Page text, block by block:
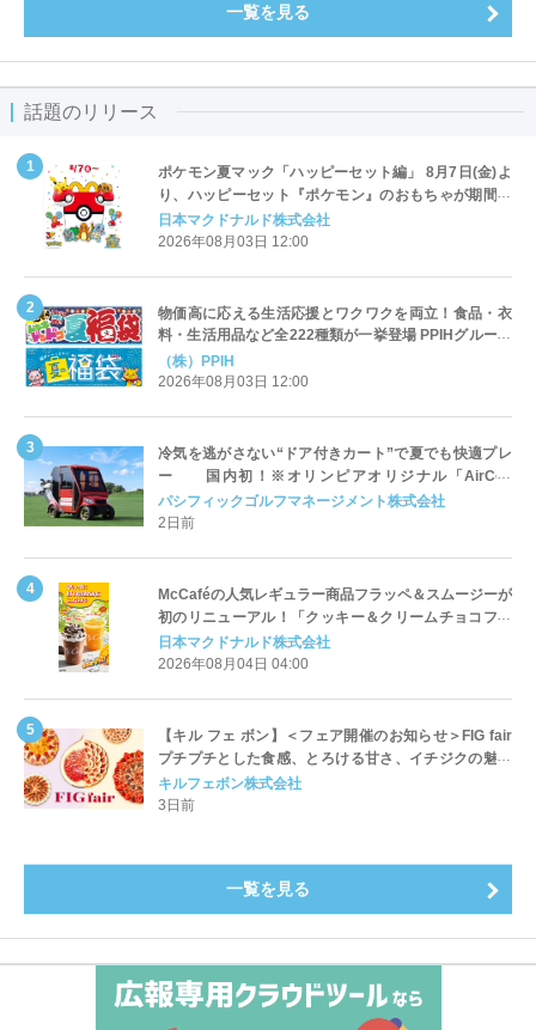
一覧を見る
話題のリリース
ポケモン夏マック「ハッピーセット編」 8月7日(金)よ
り、ハッピーセット『ポケモン』のおもちゃが期間限
定登場
日本マクドナルド株式会社
2026年08月03日 12:00
物価高に応える生活応援とワクワクを両立！食品・衣
料・生活用品など全222種類が一挙登場 PPIHグループ
「夏福袋」＆セール 8月6日(木)より順次スタート
（株）PPIH
2026年08月03日 12:00
冷気を逃がさない“ドア付きカート”で夏でも快適プレ
ー 国内初！※オリンピアオリジナル「AirCon
Cart（エアコンカート）」導入 | ＰＧＭ
パシフィックゴルフマネージメント株式会社
2日前
McCaféの人気レギュラー商品フラッペ＆スムージーが
初のリニューアル！「クッキー＆クリームチョコフラ
ッペ」「マンゴースムージー」8月5日（水）から販売
開始
日本マクドナルド株式会社
2026年08月04日 04:00
【キル フェ ボン】＜フェア開催のお知らせ＞FIG fair
プチプチとした食感、とろける甘さ、イチジクの魅力
をたっぷりと。新作を含め、イチジク尽くしの全4種が
登場8月20日（木）スタート
キルフェボン株式会社
3日前
一覧を見る